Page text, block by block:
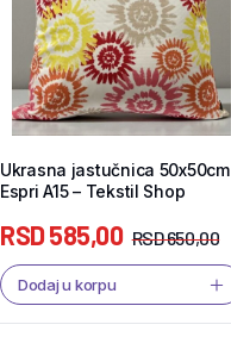
Ukrasna jastučnica 50x50cm
Espri A15 – Tekstil Shop
RSD650,00
RSD585,00
Dodaj u korpu